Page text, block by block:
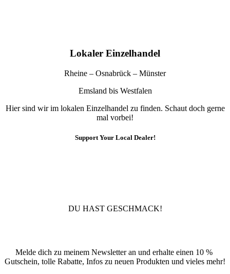
Lokaler Einzelhandel
Rheine – Osnabrück – Münster
Emsland bis Westfalen
Hier sind wir im lokalen Einzelhandel zu finden. Schaut doch gerne
mal vorbei!
Support Your Local Dealer!
DU HAST GESCHMACK!
Melde dich zu meinem Newsletter an und erhalte einen 10 %
Gutschein, tolle Rabatte, Infos zu neuen Produkten und vieles mehr!